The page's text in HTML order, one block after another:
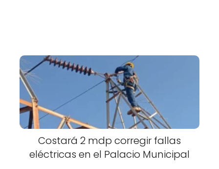
Costará 2 mdp corregir fallas
eléctricas en el Palacio Municipal